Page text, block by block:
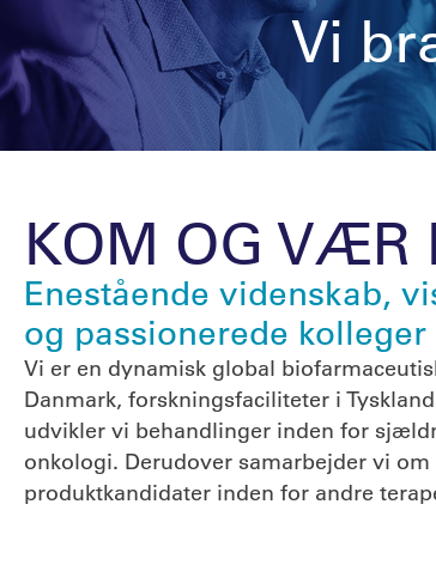
Vi
KOM OG VÆR
Enestående videnskab,
og passionerede kolleger
Vi er en dynamisk global
Danmark, forskningsfaciliteter i
udvikler vi behandlinger inden for
onkologi. Derudover samarbejder vi
produktkandidater inden for andre